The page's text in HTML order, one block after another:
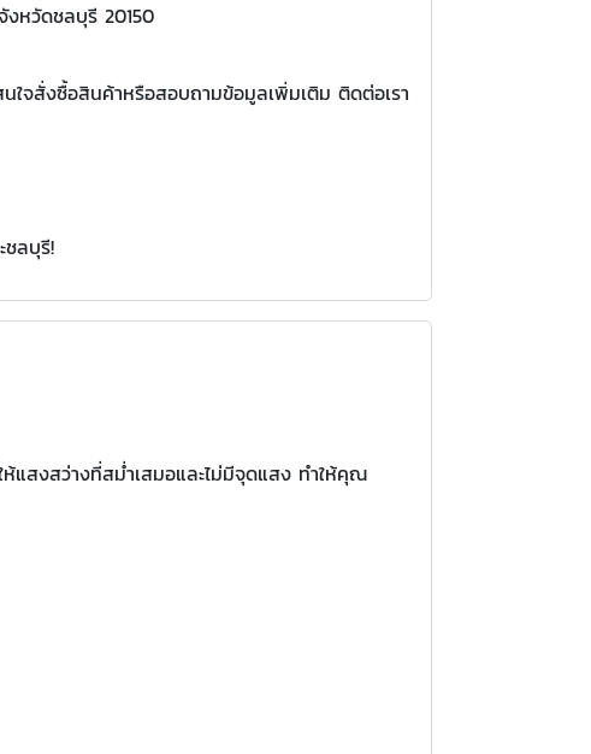
หวัดชลบุรี 20150
ใจสั่งซื้อสินค้าหรือสอบถามข้อมูลเพิ่มเติม ติดต่อเรา
ชลบุรี!
แสงสว่างที่สม่ำเสมอและไม่มีจุดแสง ทำให้คุณ